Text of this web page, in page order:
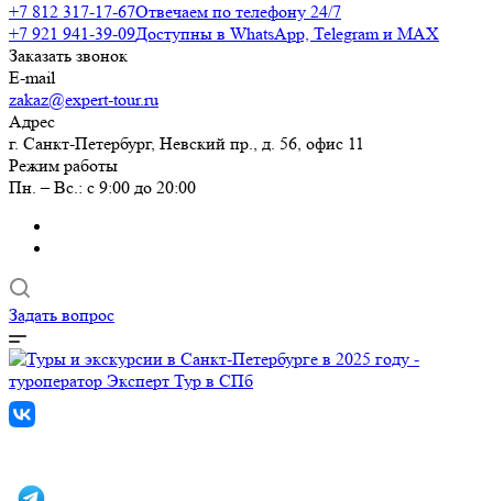
+7 812 317-17-67Отвечаем по телефону 24/7
+7 921 941-39-09Доступны в WhatsApp, Telegram и MAX
Заказать звонок
E-mail
zakaz@expert-tour.ru
Адрес
г. Санкт-Петербург, Невский пр., д. 56, офис 11
Режим работы
Пн. – Вс.: с 9:00 до 20:00
Задать вопрос